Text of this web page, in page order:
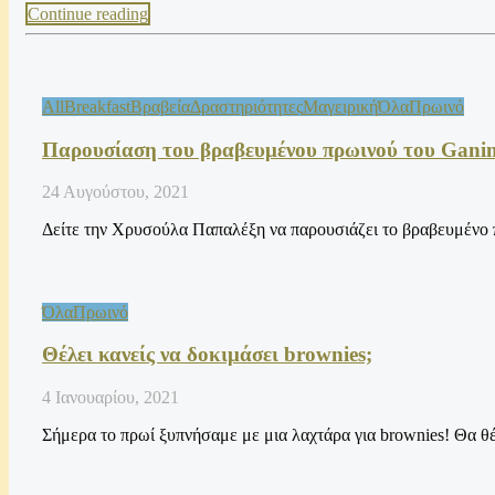
Continue reading
AllBreakfastΒραβείαΔραστηριότητεςΜαγειρικήΌλαΠρωινό
Παρουσίαση του βραβευμένου πρωινού του
24 Αυγούστου, 2021
Δείτε την Χρυσούλα Παπαλέξη να παρουσιάζει το
ΌλαΠρωινό
Θέλει κανείς να δοκιμάσει brownies;
4 Ιανουαρίου, 2021
Σήμερα το πρωί ξυπνήσαμε με μια λαχτάρα για brownies! Θα